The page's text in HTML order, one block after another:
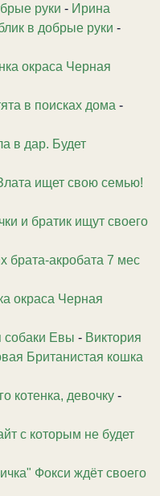
руки - Ирина
в добрые руки -
окраса Черная
в поисках дома -
в дар. Будет
ищет свою семью!
и братик ищут своего
брата-акробата 7 мес
окраса Черная
Евы - Виктория
Британистая кошка
котенка, девочку -
с которым не будет
Фокси ждёт своего